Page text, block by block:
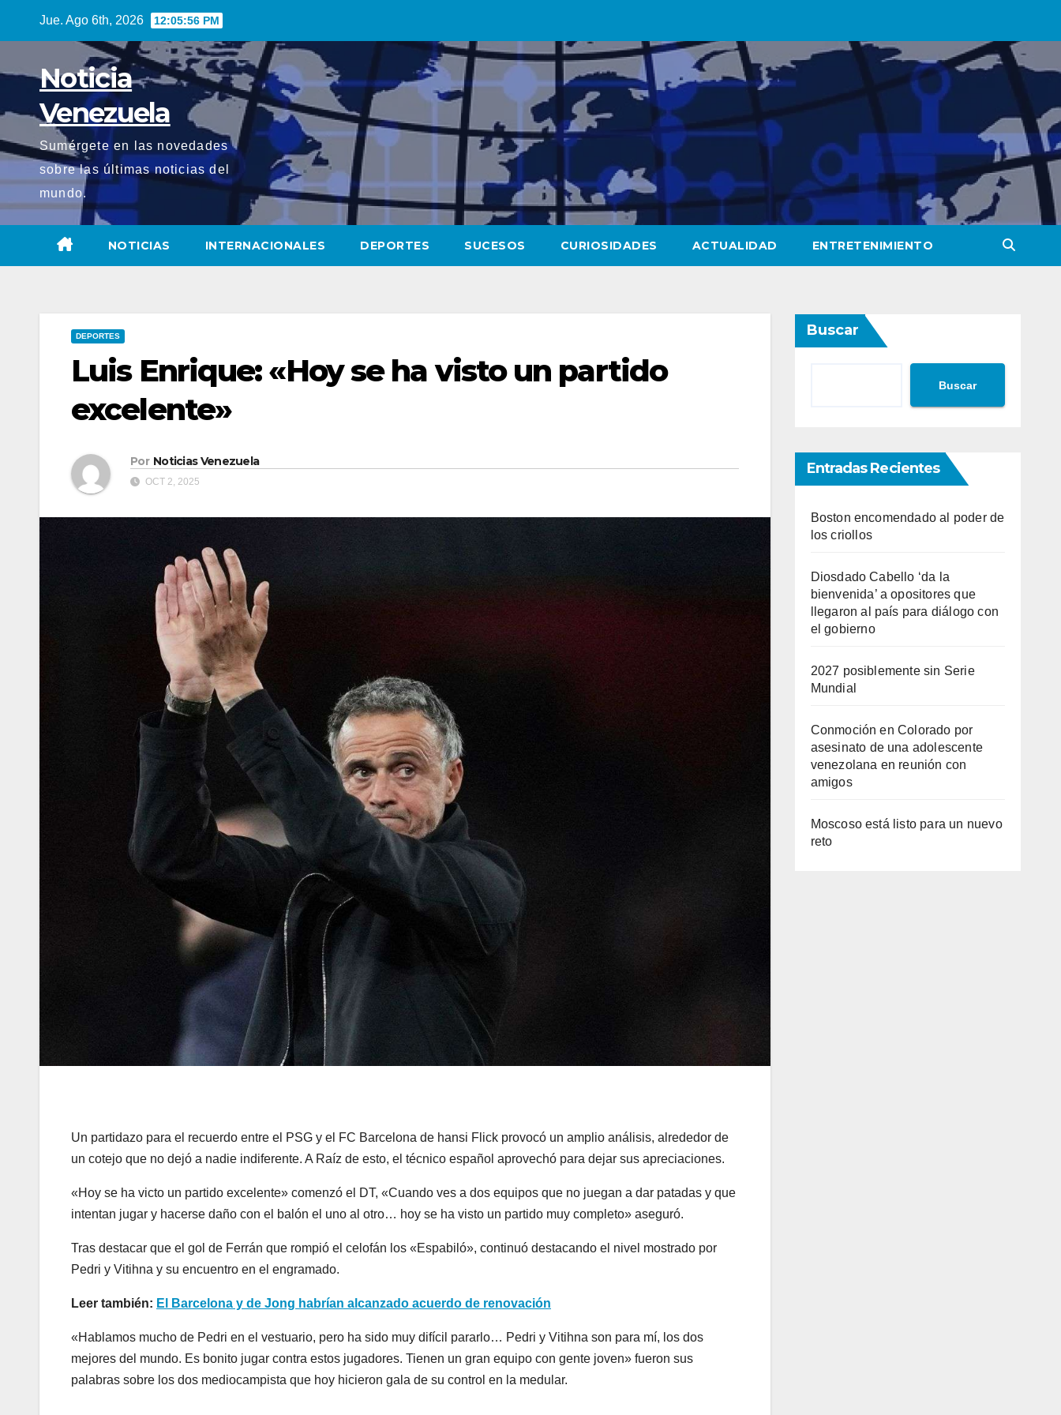
Jue. Ago 6th, 2026 12:05:57 PM
Noticia
Venezuela
Sumérgete en las novedades
sobre las últimas noticias del
mundo.
NOTICIAS INTERNACIONALES DEPORTES SUCESOS CURIOSIDADES ACTUALIDAD ENTRETENIMIENTO
DEPORTES
Luis Enrique: «Hoy se ha visto un partido
excelente»
Por Noticias Venezuela
OCT 2, 2025
Un partidazo para el recuerdo entre el PSG y el FC Barcelona de hansi Flick provocó un amplio análisis, alrededor de
un cotejo que no dejó a nadie indiferente. A Raíz de esto, el técnico español aprovechó para dejar sus apreciaciones.
«Hoy se ha victo un partido excelente» comenzó el DT, «Cuando ves a dos equipos que no juegan a dar patadas y que
intentan jugar y hacerse daño con el balón el uno al otro… hoy se ha visto un partido muy completo» aseguró.
Tras destacar que el gol de Ferrán que rompió el celofán los «Espabiló», continuó destacando el nivel mostrado por
Pedri y Vitihna y su encuentro en el engramado.
Leer también: El Barcelona y de Jong habrían alcanzado acuerdo de renovación
«Hablamos mucho de Pedri en el vestuario, pero ha sido muy difícil pararlo… Pedri y Vitihna son para mí, los dos
mejores del mundo. Es bonito jugar contra estos jugadores. Tienen un gran equipo con gente joven» fueron sus
palabras sobre los dos mediocampista que hoy hicieron gala de su control en la medular.
Buscar
Buscar
Entradas Recientes
Boston encomendado al poder de
los criollos
Diosdado Cabello ‘da la
bienvenida’ a opositores que
llegaron al país para diálogo con
el gobierno
2027 posiblemente sin Serie
Mundial
Conmoción en Colorado por
asesinato de una adolescente
venezolana en reunión con
amigos
Moscoso está listo para un nuevo
reto